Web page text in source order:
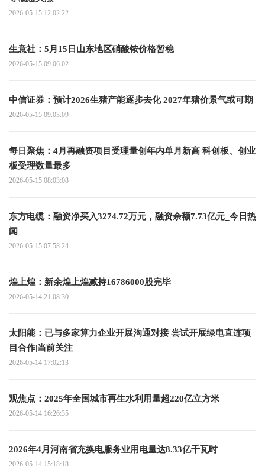
2026-05-15 12:02:22
生意社：5月15日山东地区硝酸铵价格暂稳
2026-05-15 09:06:02
中信证券：预计2026生猪产能逐步去化 2027年猪价景气或可期
2026-05-15 09:03:09
每日聚焦：4月再融资项目受理量创年内单月新高 科创板、创业
板受理数量最多
2026-05-15 08:03:08
东方电缆：融资净买入3274.72万元，融资余额7.73亿元_今日热
闻
2026-05-15 07:58:24
煌上煌：新余煌上煌减持16786000股完毕
2026-05-14 21:08:30
太阳能：已与多家算力企业开展沟通对接 尝试开展绿电直连项
目合作|当前关注
2026-05-14 17:02:13
观焦点：2025年全国城市再生水利用量超220亿立方米
2026-05-14 16:26:35
2026年4月河南省充换电服务业用电量达8.33亿千瓦时